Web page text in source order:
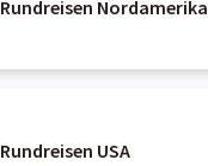
Rundreisen Nordamerika
Rundreisen USA